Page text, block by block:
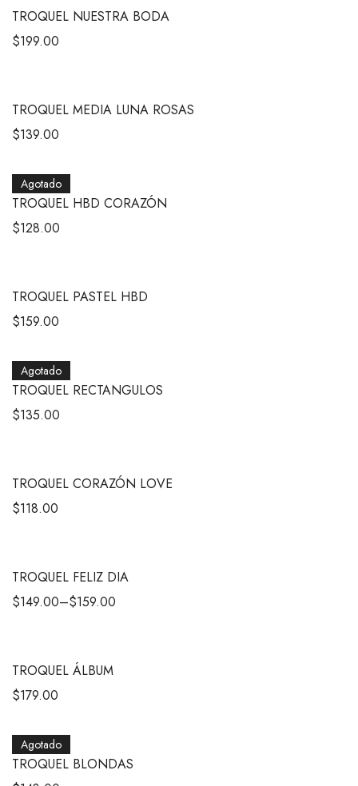
TROQUEL NUESTRA BODA
$199.00
TROQUEL MEDIA LUNA ROSAS
$139.00
Agotado
TROQUEL HBD CORAZÓN
$128.00
TROQUEL PASTEL HBD
$159.00
Agotado
TROQUEL RECTANGULOS
$135.00
TROQUEL CORAZÓN LOVE
$118.00
TROQUEL FELIZ DIA
$149.00–$159.00
TROQUEL ÁLBUM
$179.00
Agotado
TROQUEL BLONDAS